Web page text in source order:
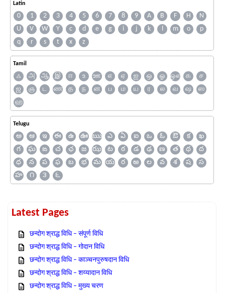
Latin
0 1 2 3 4 5 6 7 8 9 A B F H
N
U
V W Y c d e g i j k l m o
p
q
r s t x z
Tamil
ஃ அ ஆ இ ஈ உ ஊ எ ஏ ஐ ஒ ஓ ஔ க
ச
ஜ
ஞ ட ண த ந ன ப ம ய ர ல வ ஷ
ஸ
ஹ
Telugu
అ ఆ ఇ ఈ ఉ ఊ ఋ ఎ ఏ ఐ ఒ ఓ ఔ క
ఖ
గ
ఘ ఙ చ ఛ జ ఝ ట ఠ డ ఢ ణ త థ
ద
ధ
న ప ఫ బ భ మ య ర ఱ ల వ శ ష
స
హ
౧ ౩ ౬
Latest Pages
छन्दोग श्राद्ध विधि – संपूर्ण विधि
छन्दोग श्राद्ध विधि – गोदान विधि
छन्दोग श्राद्ध विधि – काञ्चनपुरुषदान विधि
छन्दोग श्राद्ध विधि – शय्यादान विधि
छन्दोग श्राद्ध विधि – मुख्य चरण